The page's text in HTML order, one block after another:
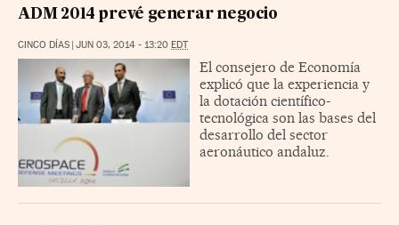
ADM 2014 prevé generar negocio
CINCO DÍAS | JUN 03, 2014 - 13:20 EDT
El consejero de Economía
explicó que la experiencia y
la dotación científico-
tecnológica son las bases del
desarrollo del sector
aeronáutico andaluz.